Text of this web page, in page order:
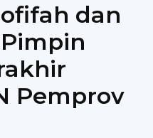
dan
Pemprov